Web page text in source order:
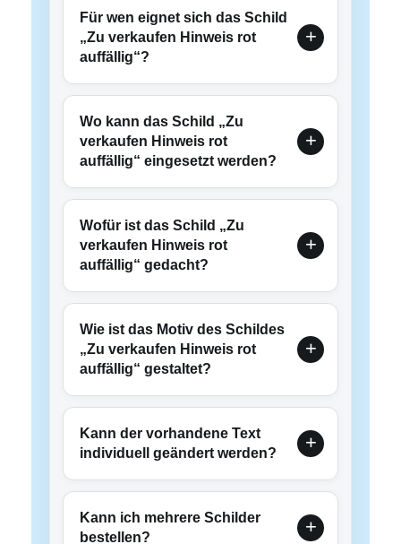
Für wen eignet sich das Schild
„Zu verkaufen Hinweis rot
auffällig“?
Wo kann das Schild „Zu
verkaufen Hinweis rot
auffällig“ eingesetzt werden?
Wofür ist das Schild „Zu
verkaufen Hinweis rot
auffällig“ gedacht?
Wie ist das Motiv des Schildes
„Zu verkaufen Hinweis rot
auffällig“ gestaltet?
Kann der vorhandene Text
individuell geändert werden?
Kann ich mehrere Schilder
bestellen?